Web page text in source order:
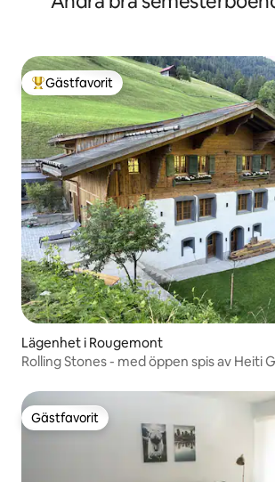
Populär gästfavorit
Gästfavorit
Lägenhet i Rougemont
Rolling Stones - med öppen spis av Heiti
Gästfavorit
Gästfavorit